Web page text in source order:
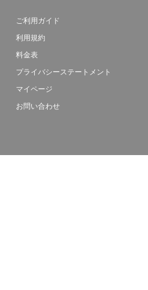
ご利用ガイド
利用規約
料金表
プライバシーステートメント
マイページ
お問い合わせ